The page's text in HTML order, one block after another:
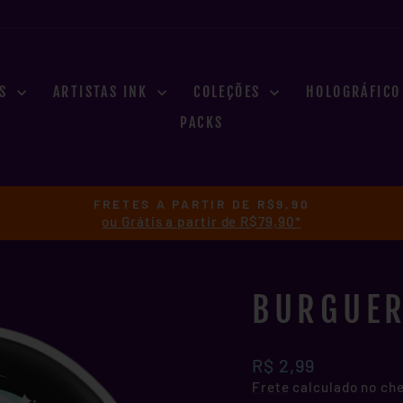
ARTISTAS INK COLEÇÕES HOLOGRÁFICO
PACKS
slideshow
FRETES A PARTIR DE R$9,90
ou Grátis a partir de R$79,90*
Preço
normal
R$ 2,99
Frete calculado no